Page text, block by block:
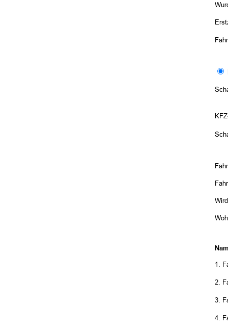
1.
2.
3.
4.